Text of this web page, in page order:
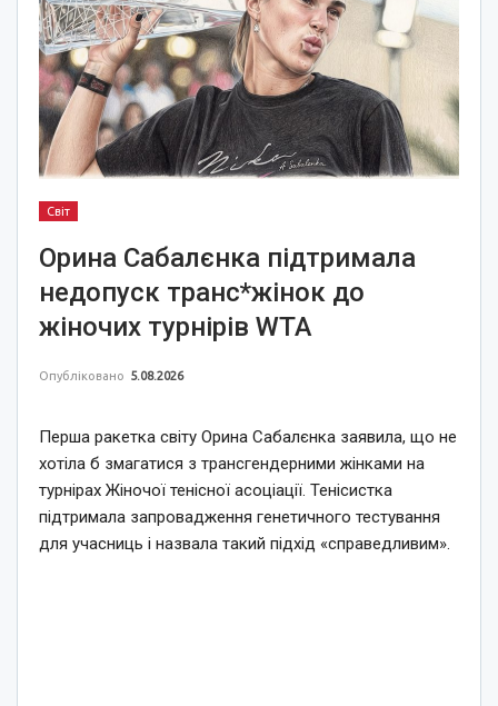
Світ
Орина Сабалєнка підтримала
недопуск транс*жінок до
жіночих турнірів WTA
Опубліковано 5.08.2026
Перша ракетка світу Орина Сабалєнка заявила, що не
хотіла б змагатися з трансгендерними жінками на
турнірах Жіночої тенісної асоціації. Тенісистка
підтримала запровадження генетичного тестування
для учасниць і назвала такий підхід «справедливим».